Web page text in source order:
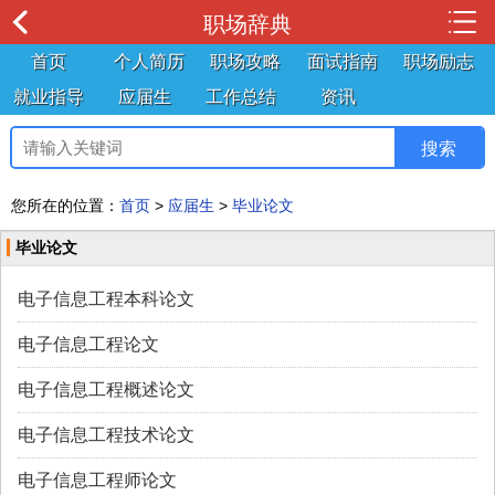
职场辞典
首页 个人简历 职场攻略 面试指南
职场励志
就业指导
应届生 工作总结 资讯
您所在的位置： 首页 > 应届生 > 毕业论文
毕业论文
电子信息工程本科论文
电子信息工程论文
电子信息工程概述论文
电子信息工程技术论文
电子信息工程师论文